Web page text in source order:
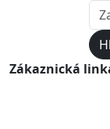
Zákaznická